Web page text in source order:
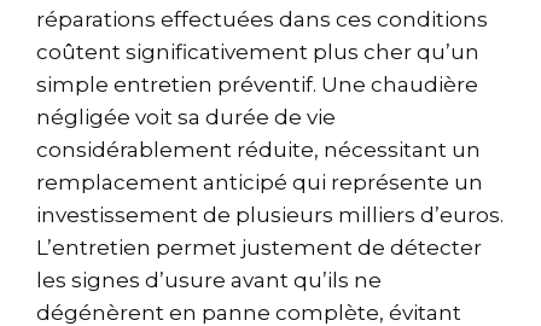
réparations effectuées dans ces conditions
coûtent significativement plus cher qu’un
simple entretien préventif. Une chaudière
négligée voit sa durée de vie
considérablement réduite, nécessitant un
remplacement anticipé qui représente un
investissement de plusieurs milliers d’euros.
L’entretien permet justement de détecter
les signes d’usure avant qu’ils ne
dégénèrent en panne complète, évitant